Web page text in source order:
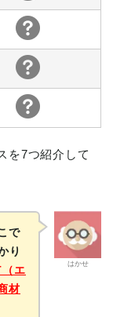
を7つ紹介して
はかせ
で
り
エ
材